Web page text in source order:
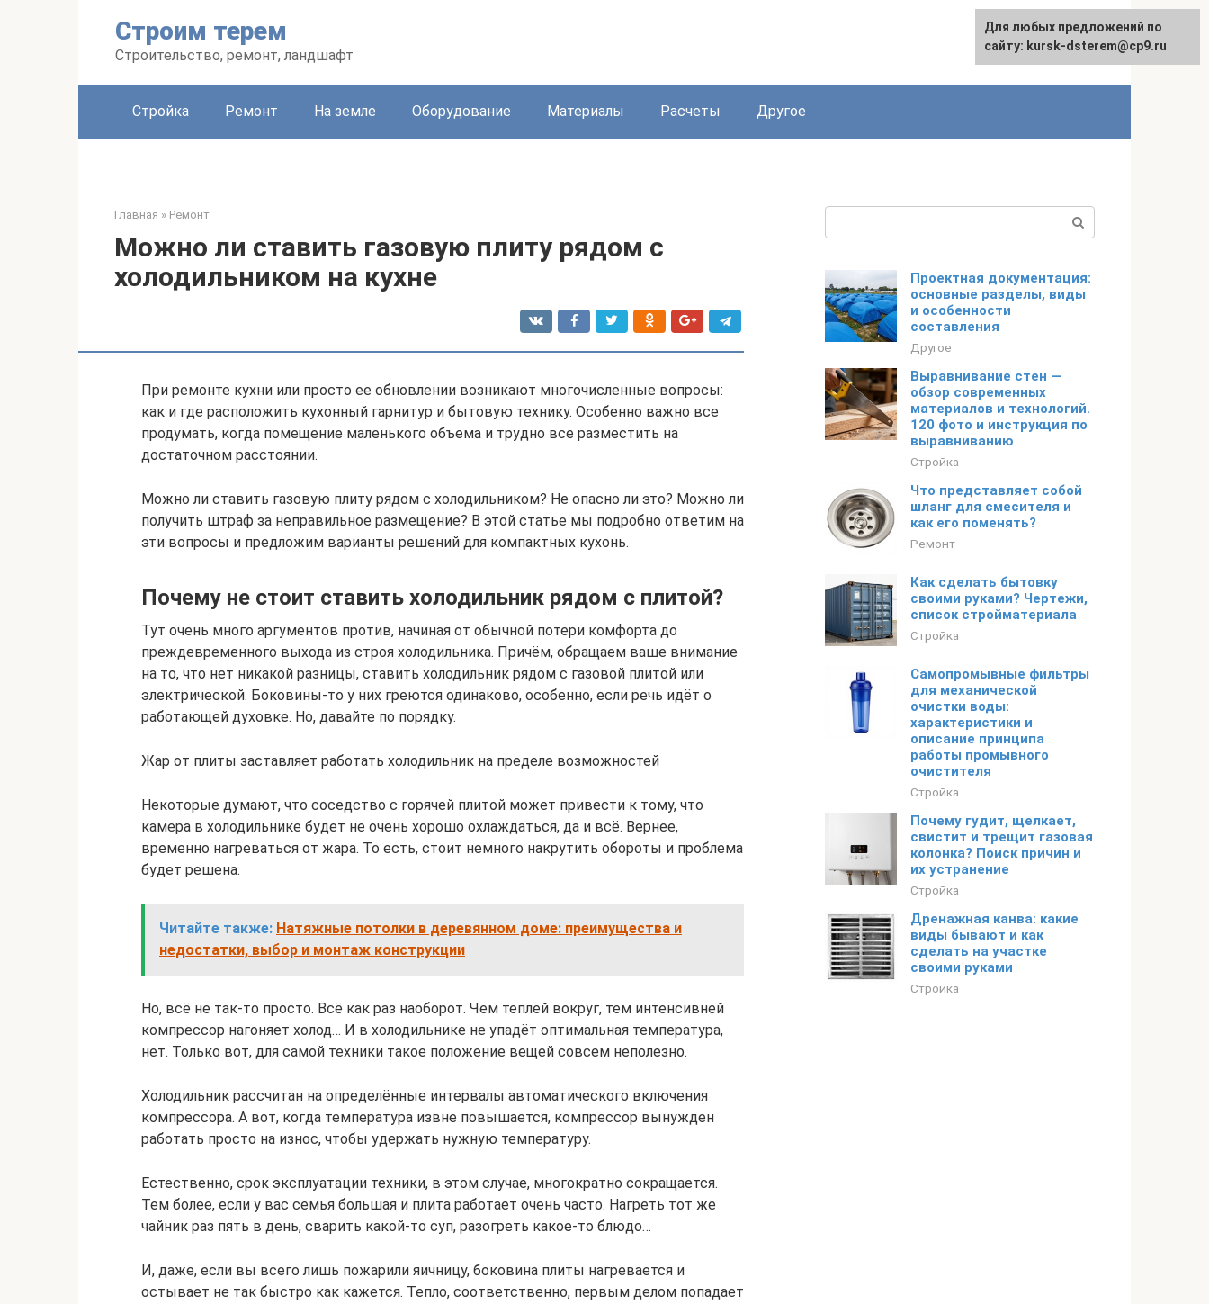
Строим терем
Строительство, ремонт, ландшафт
English
Стройка Ремонт На земле Оборудование Материалы Расчеты Другое
Главная » Ремонт
Можно ли ставить газовую плиту рядом с
холодильником на кухне
При ремонте кухни или просто ее обновлении возникают многочисленные вопросы:
как и где расположить кухонный гарнитур и бытовую технику. Особенно важно все
продумать, когда помещение маленького объема и трудно все разместить на
достаточном расстоянии.
Можно ли ставить газовую плиту рядом с холодильником? Не опасно ли это? Можно ли
получить штраф за неправильное размещение? В этой статье мы подробно ответим на
эти вопросы и предложим варианты решений для компактных кухонь.
Почему не стоит ставить холодильник рядом с плитой?
Тут очень много аргументов против, начиная от обычной потери комфорта до
преждевременного выхода из строя холодильника. Причём, обращаем ваше внимание
на то, что нет никакой разницы, ставить холодильник рядом с газовой плитой или
электрической. Боковины-то у них греются одинаково, особенно, если речь идёт о
работающей духовке. Но, давайте по порядку.
Жар от плиты заставляет работать холодильник на пределе возможностей
Некоторые думают, что соседство с горячей плитой может привести к тому, что
камера в холодильнике будет не очень хорошо охлаждаться, да и всё. Вернее,
временно нагреваться от жара. То есть, стоит немного накрутить обороты и проблема
будет решена.
Читайте также: Натяжные потолки в деревянном доме: преимущества и
недостатки, выбор и монтаж конструкции
Но, всё не так-то просто. Всё как раз наоборот. Чем теплей вокруг, тем интенсивней
компрессор нагоняет холод… И в холодильнике не упадёт оптимальная температура,
нет. Только вот, для самой техники такое положение вещей совсем неполезно.
Холодильник рассчитан на определённые интервалы автоматического включения
компрессора. А вот, когда температура извне повышается, компрессор вынужден
работать просто на износ, чтобы удержать нужную температуру.
Естественно, срок эксплуатации техники, в этом случае, многократно сокращается.
Тем более, если у вас семья большая и плита работает очень часто. Нагреть тот же
чайник раз пять в день, сварить какой-то суп, разогреть какое-то блюдо…
И, даже, если вы всего лишь пожарили яичницу, боковина плиты нагревается и
остывает не так быстро как кажется. Тепло, соответственно, первым делом попадает
Проектная документация:
основные разделы, виды
и особенности
составления
Другое
Выравнивание стен —
обзор современных
материалов и технологий.
120 фото и инструкция по
выравниванию
Стройка
Что представляет собой
шланг для смесителя и
как его поменять?
Ремонт
Как сделать бытовку
своими руками? Чертежи,
список стройматериала
Стройка
Самопромывные фильтры
для механической
очистки воды:
характеристики и
описание принципа
работы промывного
очистителя
Стройка
Почему гудит, щелкает,
свистит и трещит газовая
колонка? Поиск причин и
их устранение
Стройка
Дренажная канва: какие
виды бывают и как
сделать на участке
своими руками
Стройка
Для любых предложений по
сайту: kursk-dsterem@cp9.ru